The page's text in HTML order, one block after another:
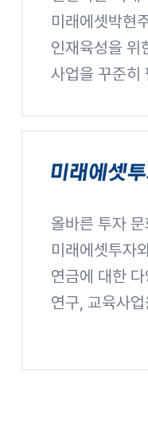
미래에셋박현
인재육성을 위
사업을 꾸준히
올바른 투자
미래에셋투자
연금에 대한
연구, 교육사